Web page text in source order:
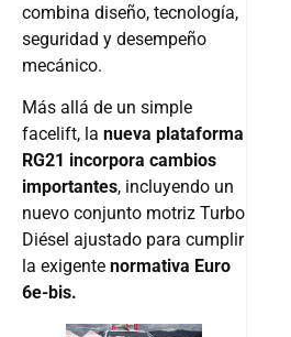
combina diseño, tecnología,
seguridad y desempeño
mecánico.
Más allá de un simple
facelift, la nueva plataforma
RG21 incorpora cambios
importantes, incluyendo un
nuevo conjunto motriz Turbo
Diésel ajustado para cumplir
la exigente normativa Euro
6e-bis.